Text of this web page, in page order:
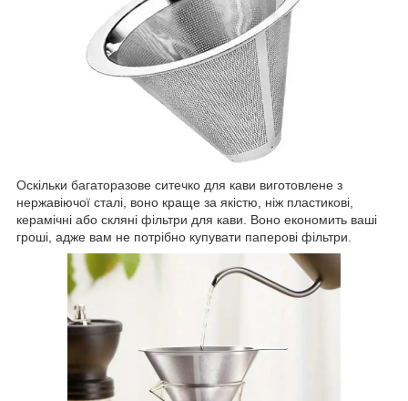
Оскільки багаторазове ситечко для кави виготовлене з
нержавіючої сталі, воно краще за якістю, ніж пластикові,
керамічні або скляні фільтри для кави. Воно економить ваші
гроші, адже вам не потрібно купувати паперові фільтри.